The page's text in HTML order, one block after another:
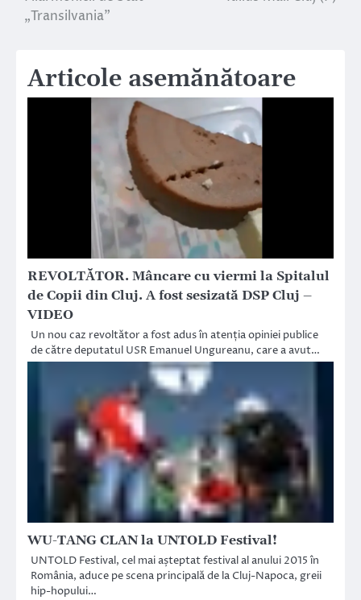
„Transilvania”
Articole asemănătoare
REVOLTĂTOR. Mâncare cu viermi la Spitalul
de Copii din Cluj. A fost sesizată DSP Cluj –
VIDEO
Un nou caz revoltător a fost adus în atenția opiniei publice
de către deputatul USR Emanuel Ungureanu, care a avut…
WU-TANG CLAN la UNTOLD Festival!
UNTOLD Festival, cel mai așteptat festival al anului 2015 în
România, aduce pe scena principală de la Cluj-Napoca, greii
hip-hopului…